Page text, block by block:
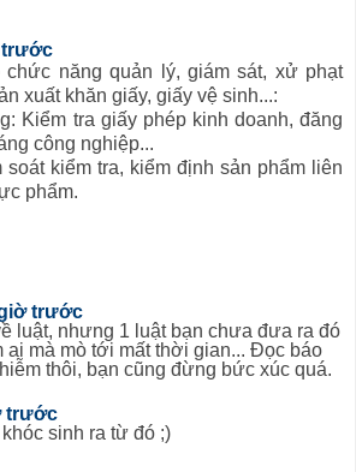
trước
năng quản lý, giám sát, xử phạt
xuất khăn giấy, giấy vệ sinh...:
Kiểm tra giấy phép kinh doanh, đăng
công nghiệp...
soát kiểm tra, kiểm định sản phẩm liên
phẩm.
trước
luật, nhưng 1 luật bạn chưa đưa ra đó
ai mà mò tới mất thời gian... Đọc báo
thôi, bạn cũng đừng bức xúc quá.
trước
sinh ra từ đó ;)